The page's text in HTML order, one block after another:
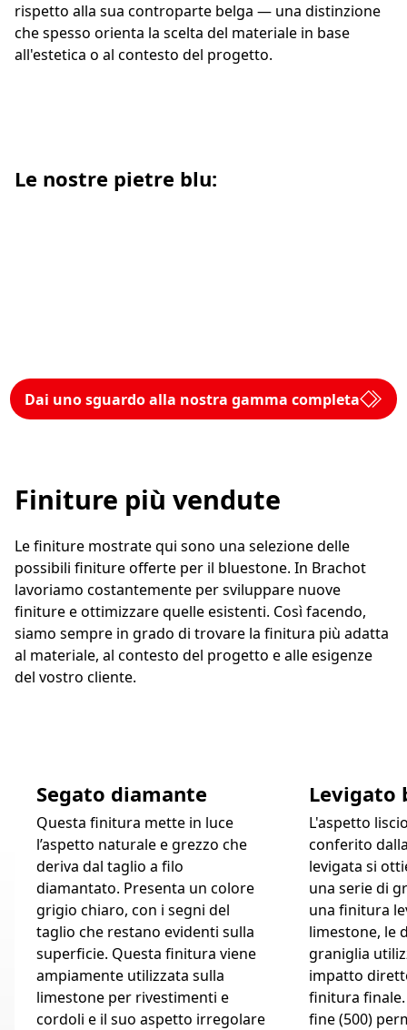
rispetto alla sua controparte belga — una distinzione
che spesso orienta la scelta del materiale in base
all'estetica o al contesto del progetto.
Le nostre pietre blu:
Dai uno sguardo alla nostra gamma completa
Finiture più vendute
Le finiture mostrate qui sono una selezione delle
possibili finiture offerte per il bluestone. In Brachot
lavoriamo costantemente per sviluppare nuove
finiture e ottimizzare quelle esistenti. Così facendo,
siamo sempre in grado di trovare la finitura più adatta
al materiale, al contesto del progetto e alle esigenze
del vostro cliente.
Segato diamante
Questa finitura mette in luce
l’aspetto naturale e grezzo che
deriva dal taglio a filo
diamantato. Presenta un colore
grigio chiaro, con i segni del
taglio che restano evidenti sulla
superficie. Questa finitura viene
ampiamente utilizzata sulla
limestone per rivestimenti e
cordoli e il suo aspetto irregolare
Levigato
L'aspetto
conferito
levigata si
una serie di
una finitura
limestone, le
graniglia
impatto
finitura
fine (500)